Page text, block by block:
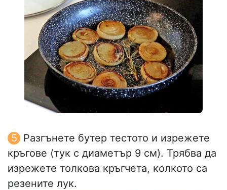
Разгънете бутер тестото и изрежете
кръгове (тук с диаметър 9 см). Трябва да
изрежете толкова кръгчета, колкото са
резените лук.